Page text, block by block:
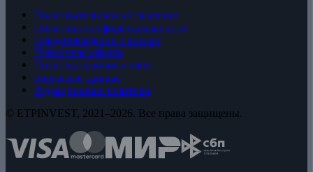
Пользовательское соглашение
Политика конфиденциальности
Предупреждение о рисках
Публичная оферта
Политика файлов cookie
Биржевые данные
Редакционная политика
© ETPINVEST, 2021–2026. Все права защищены.